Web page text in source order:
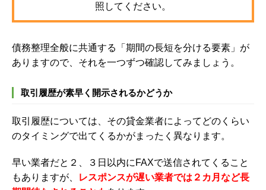
照してください。
債務整理全般に共通する「期間の長短を分ける要素」が
ありますので、それを一つずつ確認してみましょう。
取引履歴が素早く開示されるかどうか
取引履歴については、その貸金業者によってどのくらい
のタイミングで出てくるかがまったく異なります。
早い業者だと２、３日以内にFAXで送信されてくること
もありますが、
レスポンスが遅い業者では２カ月など長